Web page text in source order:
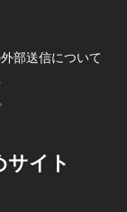
部送信について
イト